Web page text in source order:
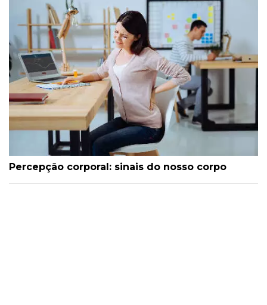
Percepção corporal: sinais do nosso corpo